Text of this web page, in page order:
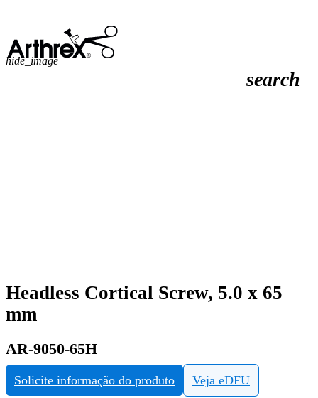
search
hide_image
Headless Cortical Screw, 5.0 x 65
mm
AR-9050-65H
Solicite informação do produto Veja eDFU